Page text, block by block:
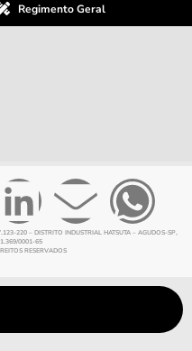
Regimento Geral
220 – DISTRITO INDUSTRIAL HATSUTA – AGUDOS-SP,
0001-65
RESERVADOS